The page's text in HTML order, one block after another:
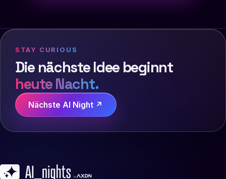
STAY CURIOUS
Die nächste Idee beginnt
heute Nacht.
Nächste AI Night ↗